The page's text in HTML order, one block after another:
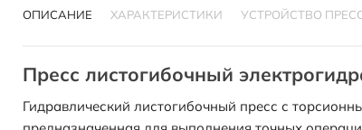
ОПИСАНИЕ ХАРАКТЕРИСТИКИ УСТРОЙСТВО
Пресс листогибочный
Гидравлический листогибочный пресс с